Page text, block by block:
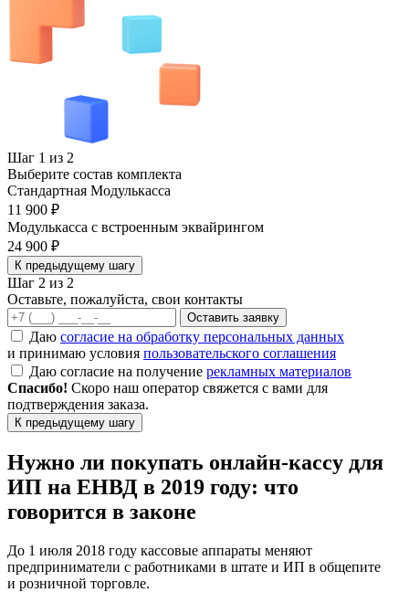
Шаг 1 из 2
Выберите состав комплекта
Стандартная Модулькасса
11 900 ₽
Модулькасса с встроенным эквайрингом
24 900 ₽
К предыдущему шагу
Шаг 2 из 2
Оставьте, пожалуйста, свои контакты
Оставить заявку
Даю согласие на обработку персональных данных
и принимаю условия пользовательского соглашения
Даю согласие на получение рекламных материалов
Спасибо! Скоро наш оператор свяжется с вами для
подтверждения заказа.
К предыдущему шагу
Нужно ли покупать онлайн-кассу для
ИП на ЕНВД в 2019 году: что
говорится в законе
До 1 июля 2018 году кассовые аппараты меняют
предприниматели с работниками в штате и ИП в общепите
и розничной торговле.